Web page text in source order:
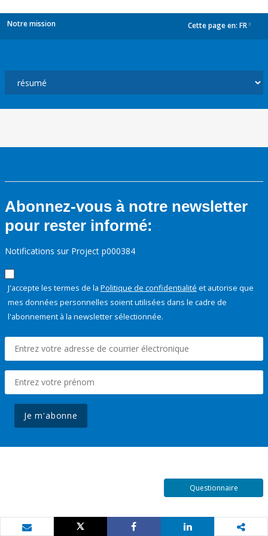
Notre mission Cette page en: FR
Abonnez-vous à notre newsletter
pour rester informé:
Notifications sur Project p000384
J'accepte les termes de la Politique de confidentialité et autorise que
mes données personnelles soient utilisées dans le cadre de
l'abonnement à la newsletter sélectionnée.
Je m'abonne
Questionnaire